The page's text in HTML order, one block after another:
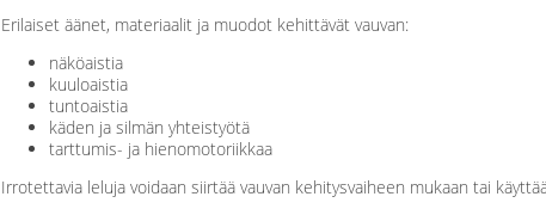
Erilaiset äänet, materiaalit ja muodot kehittävät vauvan:
näköaistia
kuuloaistia
tuntoaistia
käden ja silmän yhteistyötä
tarttumis- ja hienomotoriikkaa
Irrotettavia leluja voidaan siirtää vauvan kehitysvaiheen mukaan tai